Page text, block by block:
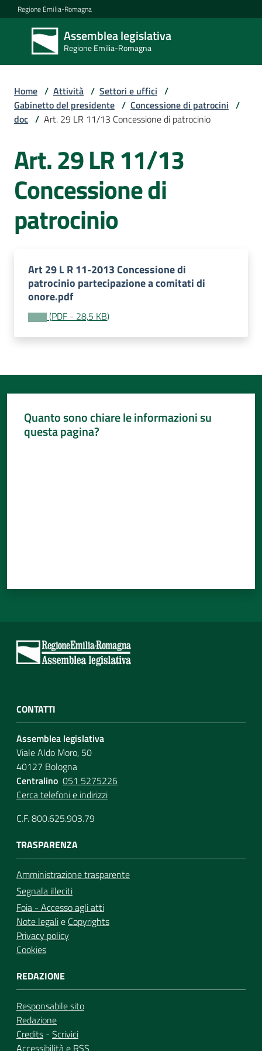
Vai al contenuto
Vai alla navigazione
Vai al footer
Regione Emilia-Romagna
Assemblea legislativa
Regione Emilia-Romagna
Assemblea
legislativa
Regione Emilia-
Assemblea
Attività
Argomenti
media
Home / Attività / Settori e uffici /
Gabinetto del presidente / Concessione di patrocini /
doc / Art. 29 LR 11/13 Concessione di patrocinio
Art. 29 LR 11/13
Concessione di
patrocinio
Art 29 L R 11-2013 Concessione di
patrocinio partecipazione a comitati di
onore.pdf
(PDF - 28,5 KB)
Quanto sono chiare le informazioni su
questa pagina?
CONTATTI
Assemblea legislativa
Viale Aldo Moro, 50
40127 Bologna
Centralino 051 5275226
Cerca telefoni e indirizzi
C.F. 800.625.903.79
TRASPARENZA
Amministrazione trasparente
Segnala illeciti
Foia - Accesso agli atti
Note legalie Copyrights
Privacy policy
Cookies
REDAZIONE
Responsabile sito
Redazione
Credits - Scrivici
Accessibilità e RSS